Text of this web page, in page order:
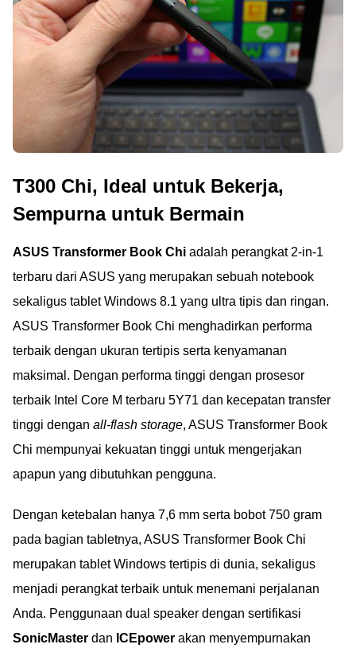
T300 Chi, Ideal untuk Bekerja,
Sempurna untuk Bermain
ASUS Transformer Book Chi adalah perangkat 2-in-1
terbaru dari ASUS yang merupakan sebuah notebook
sekaligus tablet Windows 8.1 yang ultra tipis dan ringan.
ASUS Transformer Book Chi menghadirkan performa
terbaik dengan ukuran tertipis serta kenyamanan
maksimal. Dengan performa tinggi dengan prosesor
terbaik Intel Core M terbaru 5Y71 dan kecepatan transfer
tinggi dengan all-flash storage, ASUS Transformer Book
Chi mempunyai kekuatan tinggi untuk mengerjakan
apapun yang dibutuhkan pengguna.
Dengan ketebalan hanya 7,6 mm serta bobot 750 gram
pada bagian tabletnya, ASUS Transformer Book Chi
merupakan tablet Windows tertipis di dunia, sekaligus
menjadi perangkat terbaik untuk menemani perjalanan
Anda. Penggunaan dual speaker dengan sertifikasi
SonicMaster dan ICEpower akan menyempurnakan